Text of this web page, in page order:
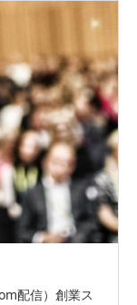
配信）創業ス